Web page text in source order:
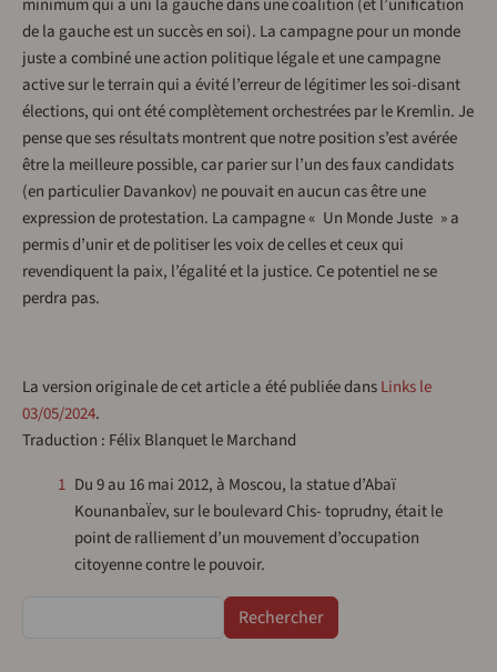
minimum qui a uni la gauche dans une coalition (et l’unification
de la gauche est un succès en soi). La campagne pour un monde
juste a combiné une action politique légale et une campagne
active sur le terrain qui a évité l’erreur de légitimer les soi-disant
élections, qui ont été complètement orchestrées par le Kremlin. Je
pense que ses résultats montrent que notre position s’est avérée
être la meilleure possible, car parier sur l’un des faux candidats
(en particulier Davankov) ne pouvait en aucun cas être une
expression de protestation. La campagne « Un Monde Juste » a
permis d’unir et de politiser les voix de celles et ceux qui
revendiquent la paix, l’égalité et la justice. Ce potentiel ne se
perdra pas.
La version originale de cet article a été publiée dansLinks le
03/05/2024.
Traduction : Félix Blanquet le Marchand
1 Du 9 au 16 mai 2012, à Moscou, la statue d’Abaï
KounanbaÏev, sur le boulevard Chis- toprudny, était le
point de ralliement d’un mouvement d’occupation
citoyenne contre le pouvoir.